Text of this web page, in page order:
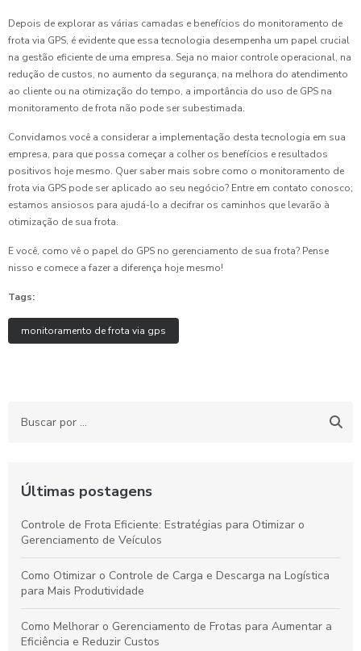
Depois de explorar as várias camadas e benefícios do monitoramento de
frota via GPS, é evidente que essa tecnologia desempenha um papel crucial
na gestão eficiente de uma empresa. Seja no maior controle operacional, na
redução de custos, no aumento da segurança, na melhora do atendimento
ao cliente ou na otimização do tempo, a importância do uso de GPS na
monitoramento de frota não pode ser subestimada.
Convidamos você a considerar a implementação desta tecnologia em sua
empresa, para que possa começar a colher os benefícios e resultados
positivos hoje mesmo. Quer saber mais sobre como o monitoramento de
frota via GPS pode ser aplicado ao seu negócio? Entre em contato conosco;
estamos ansiosos para ajudá-lo a decifrar os caminhos que levarão à
otimização de sua frota.
E você, como vê o papel do GPS no gerenciamento de sua frota? Pense
nisso e comece a fazer a diferença hoje mesmo!
Tags:
monitoramento de frota via gps
Últimas postagens
Controle de Frota Eficiente: Estratégias para Otimizar o
Gerenciamento de Veículos
Como Otimizar o Controle de Carga e Descarga na Logística
para Mais Produtividade
Como Melhorar o Gerenciamento de Frotas para Aumentar a
Eficiência e Reduzir Custos